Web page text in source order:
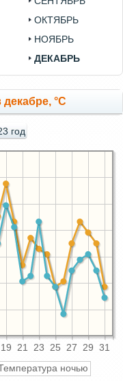
ОКТЯБРЬ
НОЯБРЬ
ДЕКАБРЬ
°C
год
19 21 23 25 27 29 31
ночью